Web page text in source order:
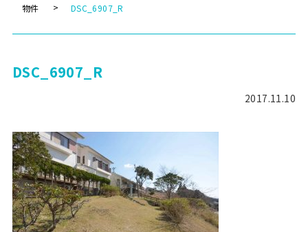
物件
DSC_6907_R
DSC_6907_R
2017.11.10